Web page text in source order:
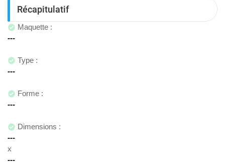
Récapitulatif
Maquette :
Type :
Forme :
Dimensions :
x